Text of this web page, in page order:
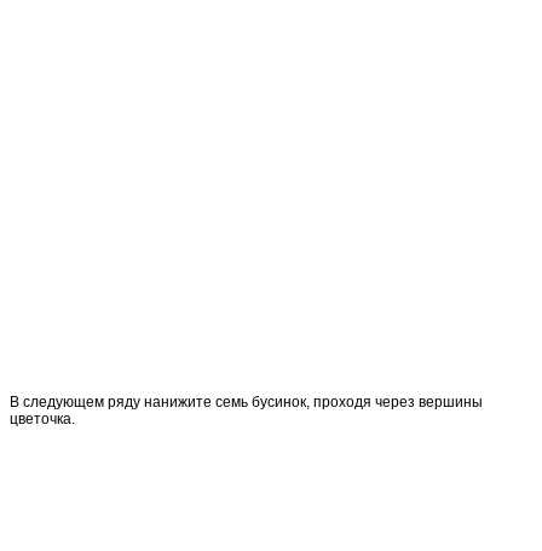
В следующем ряду нанижите семь бусинок, проходя через вершины
цветочка.